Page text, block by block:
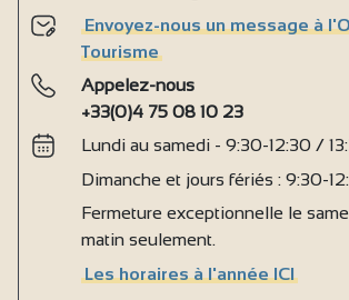
Envoyez-nous un message à
Tourisme
Appelez-nous
+33(0)4 75 08 10 23
Lundi au samedi - 9:30-12:30 /
Dimanche et jours fériés : 9:30-
Fermeture exceptionnelle le
matin seulement.
Les horaires à l'année ICI